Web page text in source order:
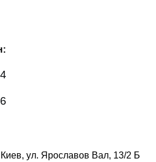
Киев, ул. Ярославов Вал, 13/2 Б